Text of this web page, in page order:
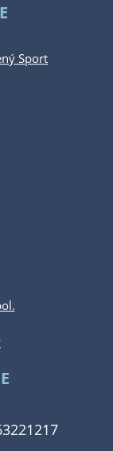
Sport